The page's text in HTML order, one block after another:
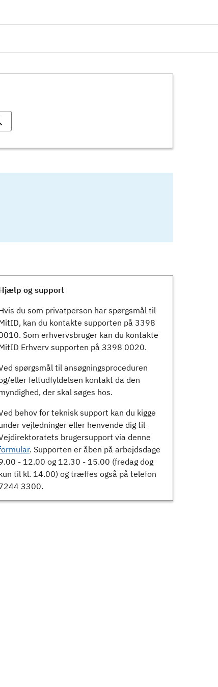
og support
du som privatperson har spørgsmål til
kan du kontakte supporten på 3398
Som erhvervsbruger kan du kontakte
Erhverv supporten på 3398 0020.
spørgsmål til ansøgningsproceduren
eller feltudfyldelsen kontakt da den
der skal søges hos.
behov for teknisk support kan du kigge
vejledninger eller henvende dig til
brugersupport via denne
. Supporten er åben på arbejdsdage
- 12.00 og 12.30 - 15.00 (fredag dog
til kl. 14.00) og træffes også på telefon
3300.